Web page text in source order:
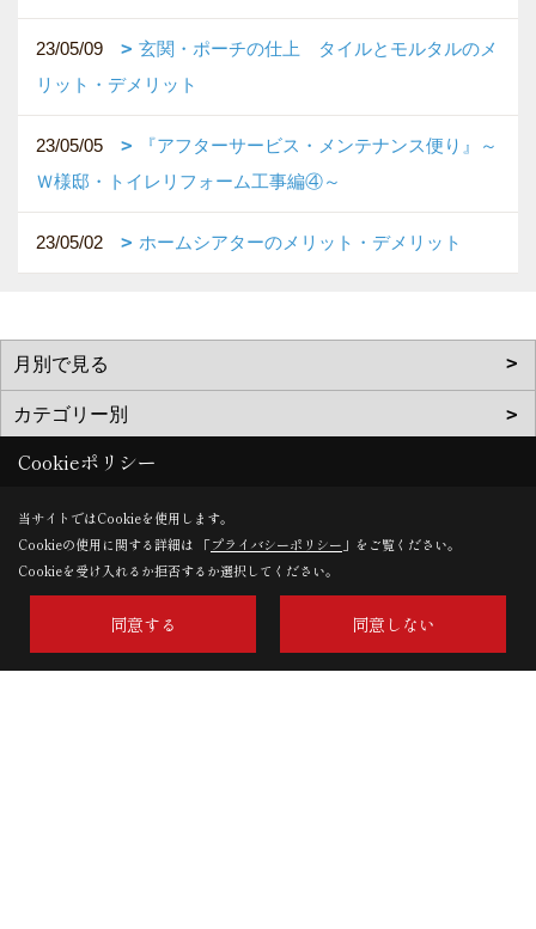
23/05/09
玄関・ポーチの仕上 タイルとモルタルのメ
リット・デメリット
23/05/05
『アフターサービス・メンテナンス便り』～
Ｗ様邸・トイレリフォーム工事編④～
23/05/02 ホームシアターのメリット・デメリット
太陽住宅株式会社
〒441-8152
Cookieポリシー
当サイトではCookieを使用します。
Cookieの使用に関する詳細は 「プライバシーポリシー 」をご覧ください。
Cookieを受け入れるか拒否するか選択してください。
同意する 同意しない